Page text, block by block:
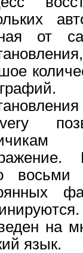
от
восьми
на
язык.